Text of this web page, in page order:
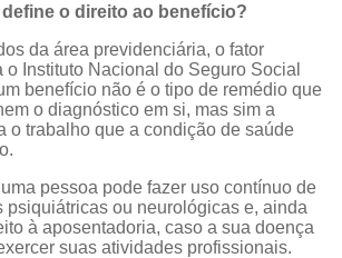
o direito ao benefício?
da área previdenciária, o fator
o Instituto Nacional do Seguro Social
benefício não é o tipo de remédio que
o diagnóstico em si, mas sim a
o trabalho que a condição de saúde
pessoa pode fazer uso contínuo de
psiquiátricas ou neurológicas e, ainda
à aposentadoria, caso a sua doença
suas atividades profissionais.